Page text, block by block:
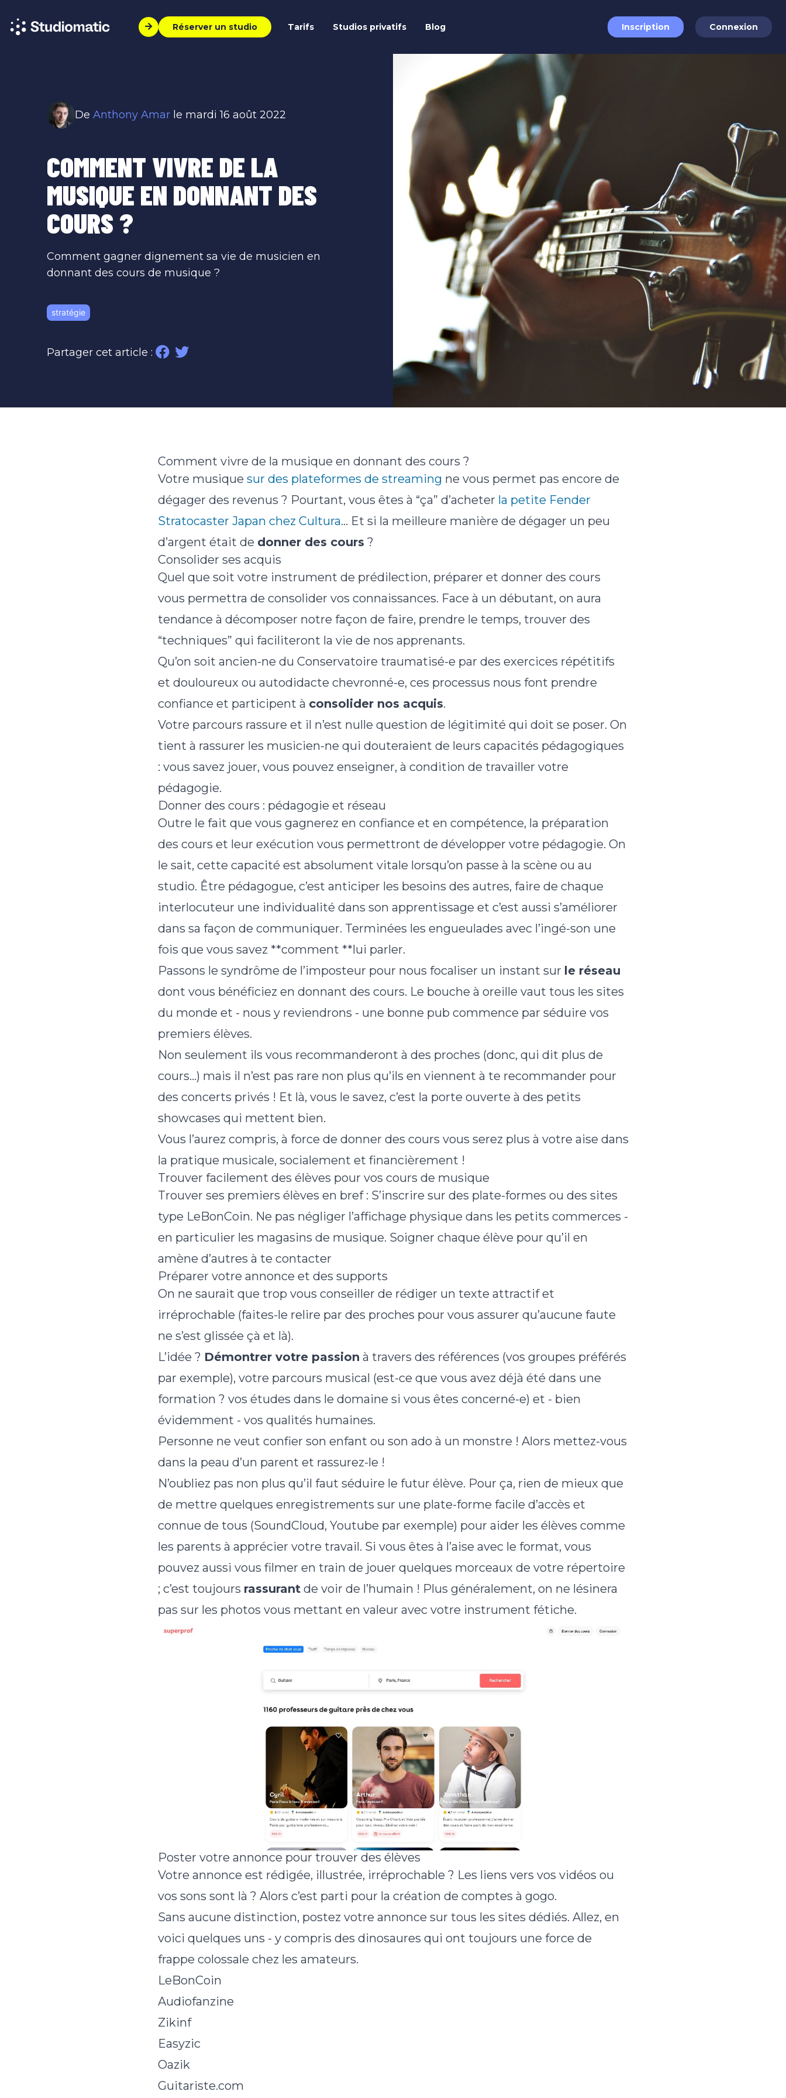
Réserver un studio Tarifs Studios privatifs Blog Inscription Connexion
De Anthony Amar le mardi 16 août 2022
COMMENT VIVRE DE LA
MUSIQUE EN DONNANT DES
COURS ?
Comment gagner dignement sa vie de musicien en
donnant des cours de musique ?
stratégie
Partager cet article :
Comment vivre de la musique en donnant des cours ?
Votre musique sur des plateformes de streaming ne vous permet pas encore de
dégager des revenus ? Pourtant, vous êtes à “ça” d’acheter la petite Fender
Stratocaster Japan chez Cultura… Et si la meilleure manière de dégager un peu
d’argent était de donner des cours ?
Consolider ses acquis
Quel que soit votre instrument de prédilection, préparer et donner des cours
vous permettra de consolider vos connaissances. Face à un débutant, on aura
tendance à décomposer notre façon de faire, prendre le temps, trouver des
“techniques” qui faciliteront la vie de nos apprenants.
Qu’on soit ancien-ne du Conservatoire traumatisé-e par des exercices répétitifs
et douloureux ou autodidacte chevronné-e, ces processus nous font prendre
confiance et participent à consolider nos acquis.
Votre parcours rassure et il n’est nulle question de légitimité qui doit se poser. On
tient à rassurer les musicien-ne qui douteraient de leurs capacités pédagogiques
: vous savez jouer, vous pouvez enseigner, à condition de travailler votre
pédagogie.
Donner des cours : pédagogie et réseau
Outre le fait que vous gagnerez en confiance et en compétence, la préparation
des cours et leur exécution vous permettront de développer votre pédagogie. On
le sait, cette capacité est absolument vitale lorsqu’on passe à la scène ou au
studio. Être pédagogue, c’est anticiper les besoins des autres, faire de chaque
interlocuteur une individualité dans son apprentissage et c’est aussi s’améliorer
dans sa façon de communiquer. Terminées les engueulades avec l’ingé-son une
fois que vous savez **comment **lui parler.
Passons le syndrôme de l’imposteur pour nous focaliser un instant sur le réseau
dont vous bénéficiez en donnant des cours. Le bouche à oreille vaut tous les sites
du monde et - nous y reviendrons - une bonne pub commence par séduire vos
premiers élèves.
Non seulement ils vous recommanderont à des proches (donc, qui dit plus de
cours…) mais il n’est pas rare non plus qu’ils en viennent à te recommander pour
des concerts privés ! Et là, vous le savez, c’est la porte ouverte à des petits
showcases qui mettent bien.
Vous l’aurez compris, à force de donner des cours vous serez plus à votre aise dans
la pratique musicale, socialement et financièrement !
Trouver facilement des élèves pour vos cours de musique
Trouver ses premiers élèves en bref : S’inscrire sur des plate-formes ou des sites
type LeBonCoin. Ne pas négliger l’affichage physique dans les petits commerces -
en particulier les magasins de musique. Soigner chaque élève pour qu’il en
amène d’autres à te contacter
Préparer votre annonce et des supports
On ne saurait que trop vous conseiller de rédiger un texte attractif et
irréprochable (faites-le relire par des proches pour vous assurer qu’aucune faute
ne s’est glissée çà et là).
L’idée ? Démontrer votre passion à travers des références (vos groupes préférés
par exemple), votre parcours musical (est-ce que vous avez déjà été dans une
formation ? vos études dans le domaine si vous êtes concerné-e) et - bien
évidemment - vos qualités humaines.
Personne ne veut confier son enfant ou son ado à un monstre ! Alors mettez-vous
dans la peau d’un parent et rassurez-le !
N’oubliez pas non plus qu’il faut séduire le futur élève. Pour ça, rien de mieux que
de mettre quelques enregistrements sur une plate-forme facile d’accès et
connue de tous (SoundCloud, Youtube par exemple) pour aider les élèves comme
les parents à apprécier votre travail. Si vous êtes à l’aise avec le format, vous
pouvez aussi vous filmer en train de jouer quelques morceaux de votre répertoire
; c’est toujours rassurantde voir de l’humain ! Plus généralement, on ne lésinera
pas sur les photos vous mettant en valeur avec votre instrument fétiche.
Poster votre annonce pour trouver des élèves
Votre annonce est rédigée, illustrée, irréprochable ? Les liens vers vos vidéos ou
vos sons sont là ? Alors c’est parti pour la création de comptes à gogo.
Sans aucune distinction, postez votre annonce sur tous les sites dédiés. Allez, en
voici quelques uns - y compris des dinosaures qui ont toujours une force de
frappe colossale chez les amateurs.
LeBonCoin
Audiofanzine
Zikinf
Easyzic
Oazik
Guitariste.com